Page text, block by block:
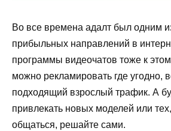
Во все времена адалт был одним
прибыльных направлений в
программы видеочатов тоже к
можно рекламировать где угодно,
подходящий взрослый трафик. А
привлекать новых моделей или
общаться, решайте сами.